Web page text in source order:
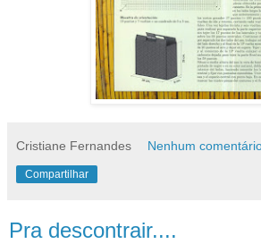
Cristiane Fernandes Nenhum
Compartilhar
Pra descontrair....